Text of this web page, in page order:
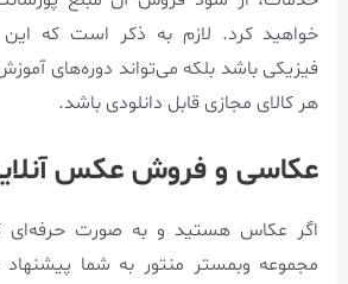
خواهید کرد. لازم به ذکر است که
فیزیکی باشد بلکه می‌تواند دوره‌های
هر کالای مجازی قابل دانلودی باشد.
عکاسی و فروش عکس
اگر عکاس هستید و به صورت حرفه‌ای
مجموعه وبمستر منتور به شما